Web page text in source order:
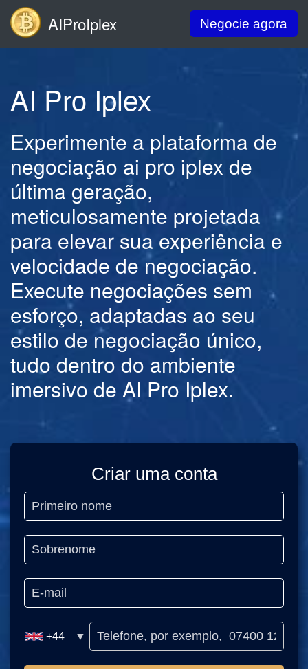
AIProIplex Negocie agora
AI Pro Iplex
Experimente a plataforma de
negociação ai pro iplex de
última geração,
meticulosamente projetada
para elevar sua experiência e
velocidade de negociação.
Execute negociações sem
esforço, adaptadas ao seu
estilo de negociação único,
tudo dentro do ambiente
imersivo de AI Pro Iplex.